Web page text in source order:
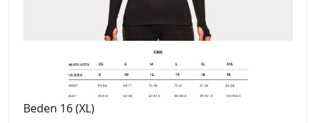
Beden 16 (XL)